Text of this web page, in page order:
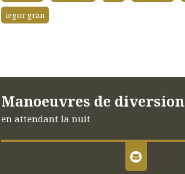
iegor gran
Manoeuvres de diversion
en attendant la nuit